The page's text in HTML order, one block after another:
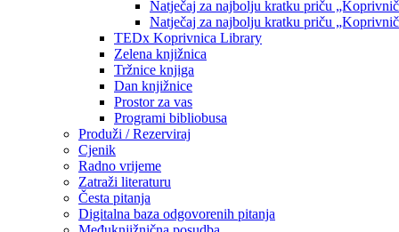
Natječaj za najbolju kratku priču
Natječaj za najbolju kratku priču
TEDx Koprivnica Library
Zelena knjižnica
Tržnice knjiga
Dan knjižnice
Prostor za vas
Programi bibliobusa
Produži / Rezerviraj
Cjenik
Radno vrijeme
Zatraži literaturu
Česta pitanja
Digitalna baza odgovorenih pitanja